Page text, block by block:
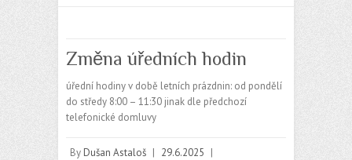
Změna úředních hodin
úřední hodiny v době letních prázdnin: od pondělí
do středy 8:00 – 11:30 jinak dle předchozí
telefonické domluvy
By Dušan Astaloš | 29.6.2025 |